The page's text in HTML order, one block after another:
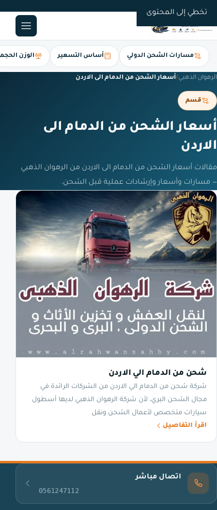
تخطي إلى المحتوى
مسارات الشحن الدولي أساس التسعير الوزن
الرهوان الذهبي/أسعار الشحن من الدمام الى الاردن
قسم
أسعار الشحن من الدمام الى
الاردن
مقالات أسعار الشحن من الدمام الى الاردن من الرهوان الذهبي
— مسارات وأسعار وإرشادات عملية قبل الشحن.
شحن من الدمام الي الاردن
شركة شحن من الدمام الي الاردن من الشركات الرائدة في
مجال الشحن البري، لأن شركة الرهوان الذهبي لديها أسطول
سيارات متخصص لأعمال الشحن ونقل
اقرأ التفاصيل
اتصال مباشر
0561247112